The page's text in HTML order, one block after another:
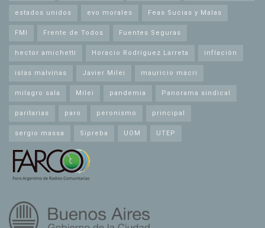
estados unidos evo morales Feas Sucias y Malas
FMI Frente de Todos Fuentes Seguras
hector amichetti Horacio Rodríguez Larreta inflación
islas malvinas Javier Milei mauricio macri
milagro sala Milei pandemia Panorama sindical
paritarias paro peronismo principal
sergio massa Sipreba UOM UTEP